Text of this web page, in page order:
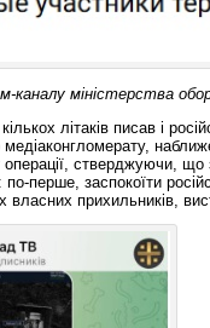
каналу міністерства
літаків писав і
медіаконгломерату,
стверджуючи, що
перше, заспокоїти
власних прихильників,